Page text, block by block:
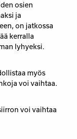
osien
ja
on jatkossa
kerralla
lyhyeksi.
myös
voi vaihtaa.
voi vaihtaa